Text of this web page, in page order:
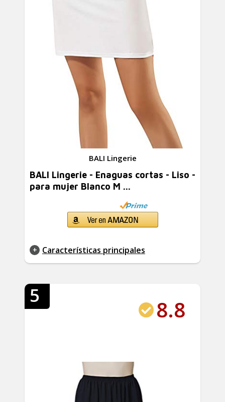
BALI Lingerie
BALI Lingerie - Enaguas cortas - Liso -
para mujer Blanco M ...
Características principales
5
8.8